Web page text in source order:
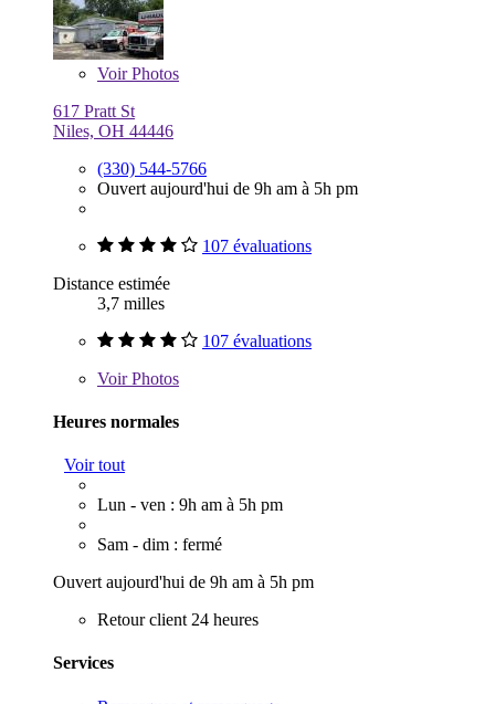
VoirPhotos
617 Pratt St
Niles, OH 44446
(330) 544-5766
Ouvert aujourd'hui de 9h am à 5h pm
107 évaluations
Distance estimée
3,7 milles
107 évaluations
VoirPhotos
Heures normales
Voir tout
Lun - ven : 9h am à 5h pm
Sam - dim : fermé
Ouvert aujourd'hui de 9h am à 5h pm
Retour client 24 heures
Services